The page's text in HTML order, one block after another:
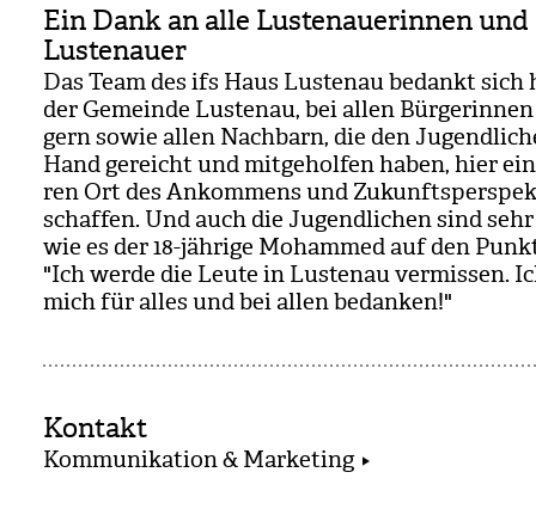
Ein Dank an alle Lustenauerinnen und
Lustenauer
Das Team des ifs Haus Lus­tenau bedankt sich
der Gemeinde Lus­tenau, bei allen
gern sowie allen Nach­barn, die den
Hand gereicht und mit­ge­hol­fen haben, hier
ren Ort des Ankom­mens und
schaf­fen. Und auch die Jugend­li­chen sind
wie es der 18-jäh­rige Moham­med auf den
"Ich werde die Leute in Lus­tenau ver­mis­sen.
mich für alles und bei allen bedan­ken!"
Kontakt
Kommunikation & Marketing